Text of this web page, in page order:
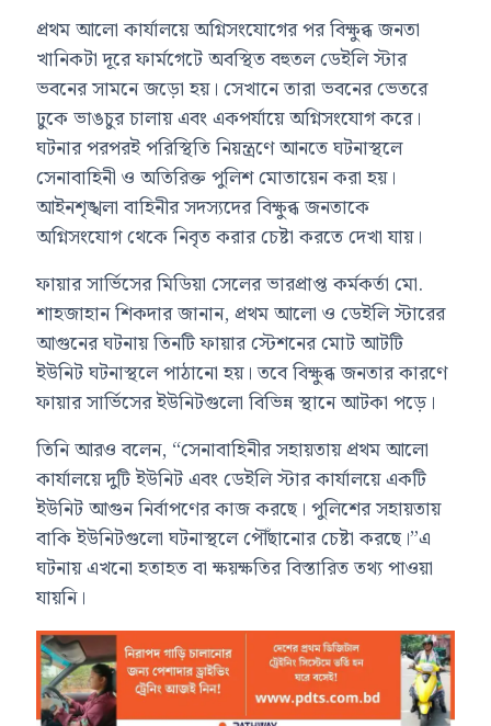
প্রথম আলো কার্যালয়ে অগ্নিসংযোগের পর বিক্ষুব্ধ জনতা
খানিকটা দূরে ফার্মগেটে অবস্থিত বহুতল ডেইলি স্টার
ভবনের সামনে জড়ো হয়। সেখানে তারা ভবনের ভেতরে
ঢুকে ভাঙচুর চালায় এবং একপর্যায়ে অগ্নিসংযোগ করে।
ঘটনার পরপরই পরিস্থিতি নিয়ন্ত্রণে আনতে ঘটনাস্থলে
সেনাবাহিনী ও অতিরিক্ত পুলিশ মোতায়েন করা হয়।
আইনশৃঙ্খলা বাহিনীর সদস্যদের বিক্ষুব্ধ জনতাকে
অগ্নিসংযোগ থেকে নিবৃত করার চেষ্টা করতে দেখা যায়।
ফায়ার সার্ভিসের মিডিয়া সেলের ভারপ্রাপ্ত কর্মকর্তা মো.
শাহজাহান শিকদার জানান, প্রথম আলো ও ডেইলি স্টারের
আগুনের ঘটনায় তিনটি ফায়ার স্টেশনের মোট আটটি
ইউনিট ঘটনাস্থলে পাঠানো হয়। তবে বিক্ষুব্ধ জনতার কারণে
ফায়ার সার্ভিসের ইউনিটগুলো বিভিন্ন স্থানে আটকা পড়ে।
তিনি আরও বলেন, “সেনাবাহিনীর সহায়তায় প্রথম আলো
কার্যালয়ে দুটি ইউনিট এবং ডেইলি স্টার কার্যালয়ে একটি
ইউনিট আগুন নির্বাপণের কাজ করছে। পুলিশের সহায়তায়
বাকি ইউনিটগুলো ঘটনাস্থলে পৌঁছানোর চেষ্টা করছে।”এ
ঘটনায় এখনো হতাহত বা ক্ষয়ক্ষতির বিস্তারিত তথ্য পাওয়া
যায়নি।